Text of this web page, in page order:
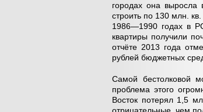
городах она
строить по 130 млн.
1986—1990 годах в
квартиры получили
отчёте 2013 года
рублей бюджетных
Самой бестолковой
проблема этого
Восток потерял 1,5